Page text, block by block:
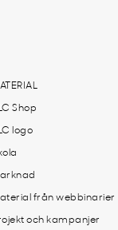
Shop
logo
från webbinarier
och kampanjer